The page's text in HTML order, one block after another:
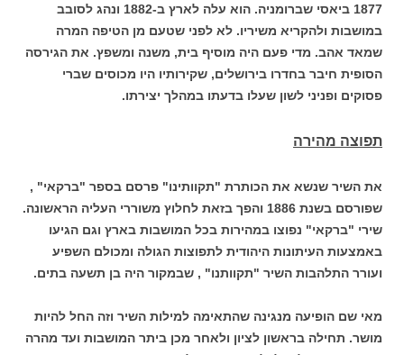
1877 ביאסי שברומניה. הוא עלה לארץ ב-1882 ונהג לסובב
במושבות ולהקריא משיריו. לא לפני שטעם מן הטיפה המרה
שמאד אהב. מדי פעם היה מוסיף בית, משנה ומשפץ. את הגירסה
הסופית חיבר בחדרו בירושלים, שקירותיו היו מכוסים שברי
פסוקים ופניני לשון שעלו בדעתו במהלך יצירתו.
תפוצה מהירה
את השיר שנשא את הכותרת "תקוותינו" פרסם בספר "ברקאי" ,
שפורסם בשנת 1886 והפך בזאת לחלוץ משוררי העליה הראשונה.
שירי "ברקאי" נפוצו במהירות בכל המושבות בארץ וגם הגיעו
באמצעות העיתונות היהודית לתפוצות הגולה ומכולם השפיע
ועורר התלהבות השיר "תקוותנו" , שבמקור היה בן תשעה בתים.
מאי שם הופיעה מנגינה שהתאימה למילות השיר וזה החל להיות
מושר. תחילה בראשון לציון ולאחר מכן ביתר המושבות ועד מהרה